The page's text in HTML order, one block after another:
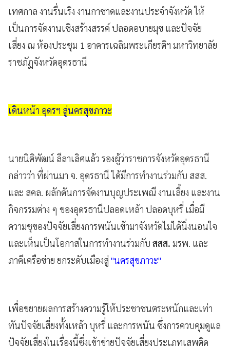
เทศกาล งานรื่นเริง งานกาชาดและงานประจำจังหวัด ให้
เป็นการจัดงานเชิงสร้างสรรค์ ปลอดอบายมุข และปัจจัย
เสี่ยง ณ ห้องประชุม 1 อาคารเฉลิมพระเกียรติฯ มหาวิทยาลัย
ราชภัฏจังหวัดอุดรธานี
เดินหน้า อุดรฯ สู่นครสุขภาวะ
นายนิติพัฒน์ ลีลาเลิศแล้ว รองผู้ว่าราชการจังหวัดอุดรธานี
กล่าวว่า ที่ผ่านมา จ. อุดรธานี ได้มีการทำงานร่วมกับ สสส.
และ สคล. ผลักดันการจัดงานบุญประเพณี งานเลี้ยง และงาน
กิจกรรมต่าง ๆ ของอุดรธานีปลอดเหล้า ปลอดบุหรี่ เมื่อมี
ความชุของปัจจัยเสี่ยงการพนันเข้ามาจังหวัดไม่ได้นิ่งนอนใจ
และเห็นเป็นโอกาสในการทำงานร่วมกับ สสส. มรพ. และ
ภาคีเครือข่าย ยกระดับเมืองสู่"นครสุขภาวะ"
เพื่อขยายผลการสร้างความรู้ให้ประชาชนตระหนักและเท่า
ทันปัจจัยเสี่ยงทั้งเหล้า บุหรี่ และการพนัน ซึ่งการควบคุมดูแล
ปัจจัยเสี่ยงในเรื่องนี้ซึ่งเข้าข่ายปัจจัยเสี่ยงประเภทเสพติด